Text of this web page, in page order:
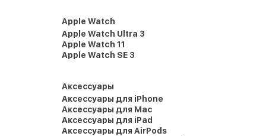
Apple Watch
Apple Watch Ultra 3
Apple Watch 11
Apple Watch SE 3
Аксессуары
Аксессуары для iPhone
Аксессуары для Mac
Аксессуары для iPad
Аксессуары для AirPods